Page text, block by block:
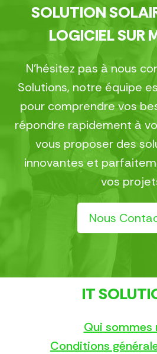
SOLUTION
LOGICIEL SUR
N’hésitez pas à nous
Solutions, notre équipe
pour comprendre vos
répondre rapidement à
vous proposer des
innovantes et
vos
Nous
IT
Qui sommes
Conditions